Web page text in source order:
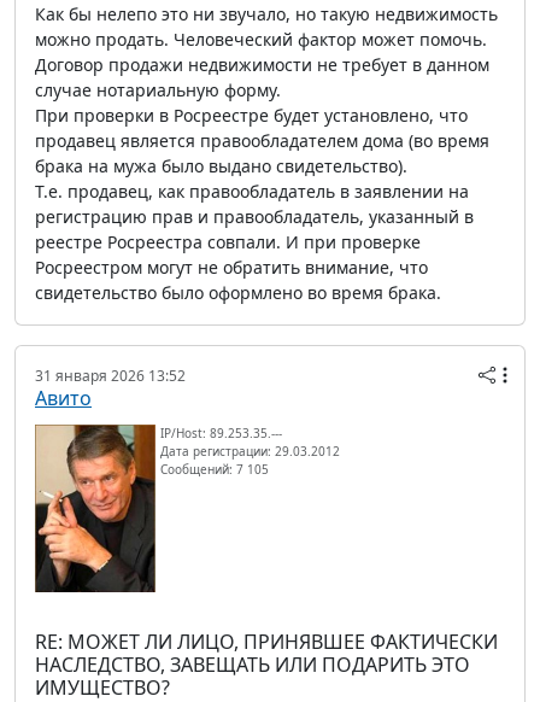
Как бы нелепо это ни звучало, но такую недвижимость
можно продать. Человеческий фактор может помочь.
Договор продажи недвижимости не требует в данном
случае нотариальную форму.
При проверки в Росреестре будет установлено, что
продавец является правообладателем дома (во время
брака на мужа было выдано свидетельство).
Т.е. продавец, как правообладатель в заявлении на
регистрацию прав и правообладатель, указанный в
реестре Росреестра совпали. И при проверке
Росреестром могут не обратить внимание, что
свидетельство было оформлено во время брака.
31 января 2026 13:52
Авито
IP/Host: 89.253.35.---
Дата регистрации: 29.03.2012
Сообщений: 7 105
RE: МОЖЕТ ЛИ ЛИЦО, ПРИНЯВШЕЕ ФАКТИЧЕСКИ
НАСЛЕДСТВО, ЗАВЕЩАТЬ ИЛИ ПОДАРИТЬ ЭТО
ИМУЩЕСТВО?